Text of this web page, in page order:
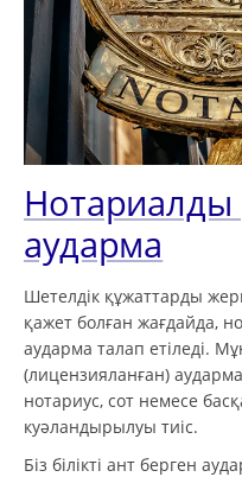
Нотариалды
аударма
Шетелдік құжаттарды
қажет болған жағдайда,
аударма талап етіледі.
(лицензияланған)
нотариус, сот немесе
куәландырылуы тиіс.
Біз білікті ант берген